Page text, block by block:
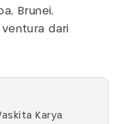
Brunei,
ventura dari
Karya